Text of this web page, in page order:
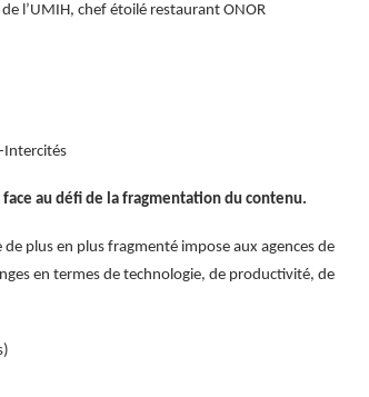
l’UMIH, chef étoilé restaurant ONOR
Intercités
face au défi de la fragmentation du contenu.
de plus en plus fragmenté impose aux agences de
en termes de technologie, de productivité, de